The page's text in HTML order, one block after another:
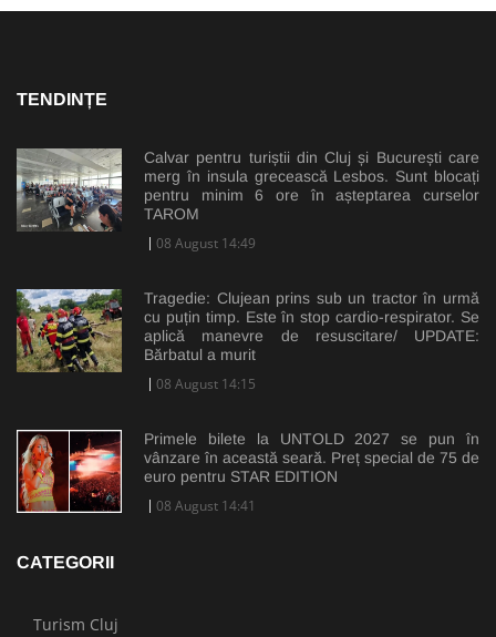
TENDINȚE
Calvar pentru turiștii din Cluj și București care
merg în insula grecească Lesbos. Sunt blocați
pentru minim 6 ore în așteptarea curselor
TAROM
08 August 14:49
Tragedie: Clujean prins sub un tractor în urmă
cu puțin timp. Este în stop cardio-respirator. Se
aplică manevre de resuscitare/ UPDATE:
Bărbatul a murit
08 August 14:15
Primele bilete la UNTOLD 2027 se pun în
vânzare în această seară. Preț special de 75 de
euro pentru STAR EDITION
08 August 14:41
CATEGORII
Turism Cluj